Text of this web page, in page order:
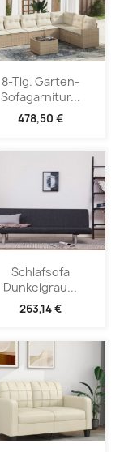
8-Tlg. Garten-
Sofagarnitur...
478,50 €
Schlafsofa
Dunkelgrau...
263,14 €